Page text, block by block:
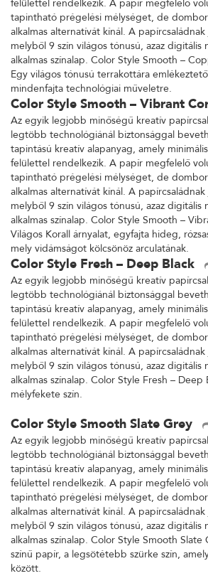
felülettel rendelkezik. A papír megfelelő
tapintható prégelési mélységet, de
alkalmas alternatívát kínál. A
melyből 9 szín világos tónusú, azaz digitális
alkalmas színalap. Color Style Smooth –
Egy világos tónusú terrakottára
mindenfajta technológiai műveletre.
Color Style Smooth – Vibrant
Az egyik legjobb minőségű kreatív
legtöbb technológiánál biztonsággal
tapintású kreatív alapanyag, amely
felülettel rendelkezik. A papír megfelelő
tapintható prégelési mélységet, de
alkalmas alternatívát kínál. A
melyből 9 szín világos tónusú, azaz digitális
alkalmas színalap. Color Style Smooth –
Világos Korall árnyalat, egyfajta hideg,
mely vidámságot kölcsönöz arculatának.
Color Style Fresh – Deep Black
Az egyik legjobb minőségű kreatív
legtöbb technológiánál biztonsággal
tapintású kreatív alapanyag, amely
felülettel rendelkezik. A papír megfelelő
tapintható prégelési mélységet, de
alkalmas alternatívát kínál. A
melyből 9 szín világos tónusú, azaz digitális
alkalmas színalap. Color Style Fresh –
mélyfekete szín.
Color Style Smooth Slate Grey
Az egyik legjobb minőségű kreatív
legtöbb technológiánál biztonsággal
tapintású kreatív alapanyag, amely
felülettel rendelkezik. A papír megfelelő
tapintható prégelési mélységet, de
alkalmas alternatívát kínál. A
melyből 9 szín világos tónusú, azaz digitális
alkalmas színalap. Color Style Smooth Slate
színű papír, a legsötétebb szürke szín,
között.